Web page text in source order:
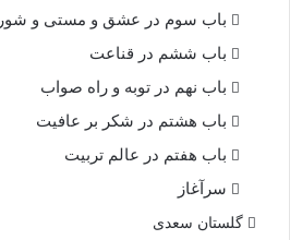
باب سوم در عشق و مستی و شور
باب ششم در قناعت
باب نهم در توبه و راه صواب
باب هشتم در شکر بر عافیت
باب هفتم در عالم تربیت
سرآغاز
گلستان سعدی